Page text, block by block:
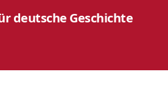
deutsche Geschichte